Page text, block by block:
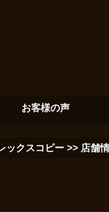
お客様の声
ックスコピー >> 店舗